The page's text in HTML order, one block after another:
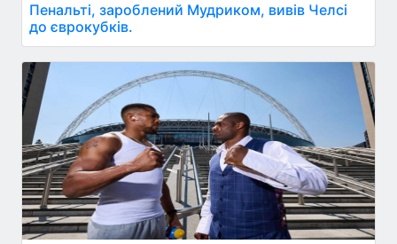
Пенальті, зароблений Мудриком, вивів Челсі
до єврокубків.